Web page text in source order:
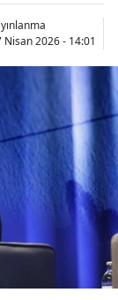
Nisan 2026 - 14:01